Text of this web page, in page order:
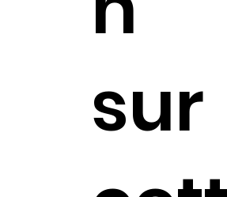
sur